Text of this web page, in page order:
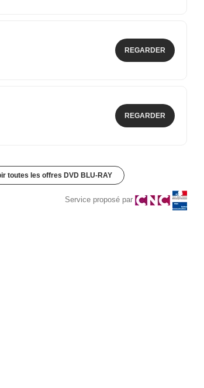
REGARDER
REGARDER
toutes les offres DVD BLU-RAY
Service proposé par